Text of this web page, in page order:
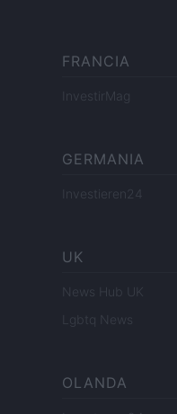
FRANCIA
InvestirMag
GERMANIA
Investieren24
UK
News Hub UK
Lgbtq News
OLANDA